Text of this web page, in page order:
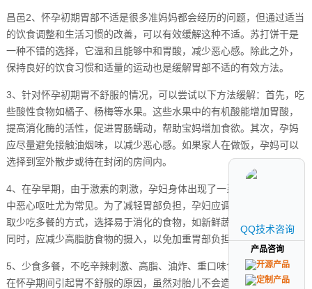
昌邑2、怀孕初期胃部不适是很多准妈妈都会经历的问题，但通过适当
的饮食调整和生活习惯的改善，可以有效缓解这种不适。苏打饼干是
一种不错的选择，它温和且能够中和胃酸，减少恶心感。除此之外，
保持良好的饮食习惯和适量的运动也是缓解胃部不适的有效方法。
3、针对怀孕初期胃不舒服的情况，可以尝试以下方法缓解：首先，吃
些酸性食物如橘子、杨梅等水果。这些水果中的有机酸能增加胃酸，
提高消化酶的活性，促进胃肠蠕动，帮助宝妈增加食欲。其次，孕妈
应尽量避免接触油烟味，以减少恶心感。如果家人在做饭，孕妈可以
选择到室外散步或待在封闭的房间内。
4、在孕早期，由于激素的刺激，孕妇身体出现了一系列早孕反应，其
中恶心呕吐尤为常见。为了减轻胃部负担，孕妇应调整饮食习惯，采
取少吃多餐的方式，选择易于消化的食物，如新鲜蔬菜和清淡食品。
同时，应减少高脂肪食物的摄入，以免加重胃部负担。
5、少食多餐，不吃辛辣刺激、高脂、油炸、重口味食物等。以上就是
在怀孕期间引起胃不舒服的原因，虽然对胎儿不会造成影响，但是对
QQ技术咨询
产品咨询
QQ技术咨询
产品咨询